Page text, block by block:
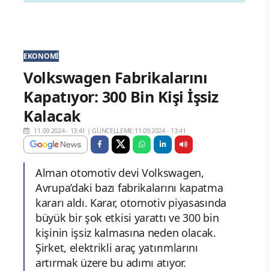
EKONOMI
Volkswagen Fabrikalarını
Kapatıyor: 300 Bin Kişi İşsiz
Kalacak
11.09.2024 - 13:41 |GÜNCELLEME:11.09.2024 - 13:41
Alman otomotiv devi Volkswagen,
Avrupa’daki bazı fabrikalarını kapatma
kararı aldı. Karar, otomotiv piyasasında
büyük bir şok etkisi yarattı ve 300 bin
kişinin işsiz kalmasına neden olacak.
Şirket, elektrikli araç yatırımlarını
artırmak üzere bu adımı atıyor.